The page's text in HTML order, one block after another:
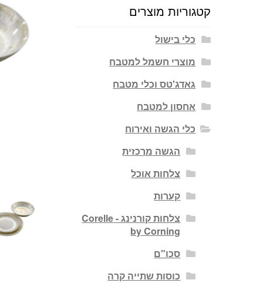
קטגוריות מוצרים
כלי בישול
מוצרי חשמל למטבח
גאדג'טס וכלי מטבח
אחסון למטבח
כלי הגשה ואירוח
הגשה מרכזית
צלחות אוכל
קערות
צלחות קורנינג - Corelle
by Corning
סכו"ם
כוסות שתייה קרה